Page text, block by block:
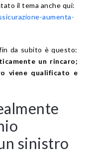
il tema anche qui:
aumenta-
da subito è questo:
un rincaro;
viene qualificato e
sinistro